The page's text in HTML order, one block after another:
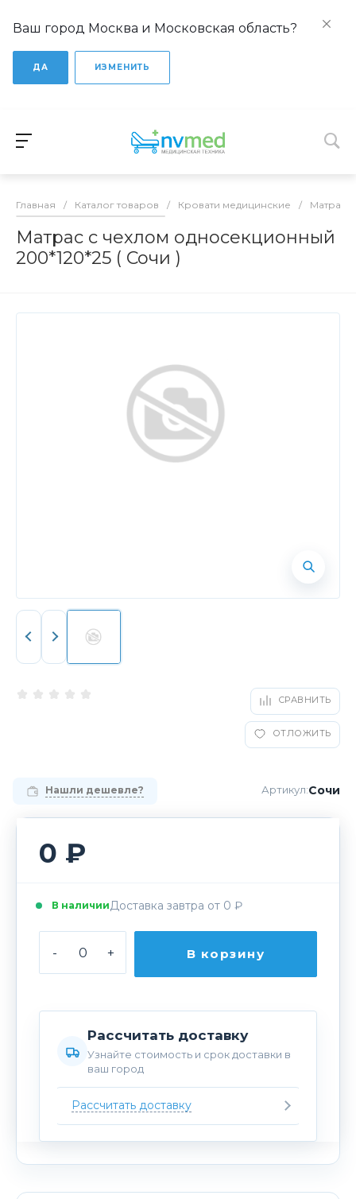
Ваш город Москва и Московская область?
ДА ИЗМЕНИТЬ
Главная / Каталог товаров / Кровати медицинские /
Матрас с чехлом односекционный
200*120*25 ( Сочи )
СРАВНИТЬ
ОТЛОЖИТЬ
Артикул:Сочи
Нашли дешевле?
0 ₽
В наличииДоставка завтра от 0 ₽
- + В корзину
Рассчитать доставку
Узнайте стоимость и срок доставки в
ваш город
Рассчитать доставку